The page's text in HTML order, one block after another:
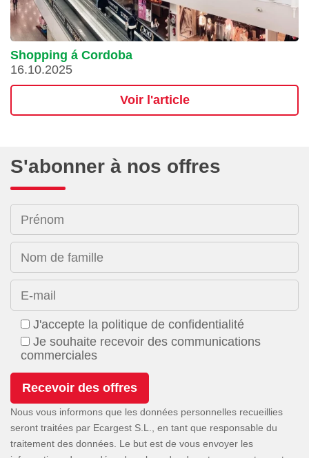
Shopping á Cordoba
16.10.2025
Voir l'article
S'abonner à nos offres
Prénom
Nom de famille
E-mail
J'accepte la politique de confidentialité
Je souhaite recevoir des communications
commerciales
Nous vous informons que les données personnelles recueillies
seront traitées par Ecargest S.L., en tant que responsable du
traitement des données. Le but est de vous envoyer les